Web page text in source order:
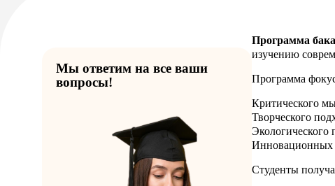
Мы ответим на все ваши
вопросы!
Программа
изучению
Программа
Критического
Творческого
Экологического
Инновационных
Студенты